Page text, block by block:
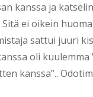
kanssa ja
ei oikein
sattui juuri
oli
kanssa”..